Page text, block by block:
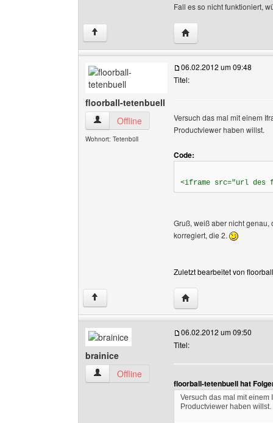
Fall es so nicht funktioniert,
↑ Website dieses
floorball-tetenbuell
floorball-tetenbuell Benutzer-Profile anzeigen
Offline
Wohnort: Tetenbüll
06.02.2012 um 09:48
Titel:
Versuch das mal mit einem
Productviewer haben willst.
Code:
<iframe src="url des
Gruß, weiß aber nicht
korregiert, die 2.
Zuletzt bearbeitet von
↑ Website dieses
brainice
brainice Benutzer-Profile anzeigen
Offline
06.02.2012 um 09:50
Titel:
floorball-tetenbuell hat
Versuch das mal mit
Productviewer haben willst.